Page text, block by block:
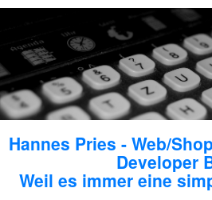
Hannes Pries - Web/
Developer
Weil es immer eine